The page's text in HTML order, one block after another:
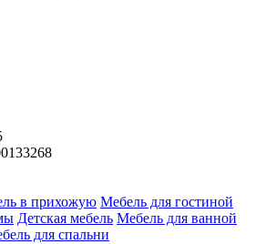
в прихожую Мебель для гостиной
Детская мебель Мебель для ванной
для спальни